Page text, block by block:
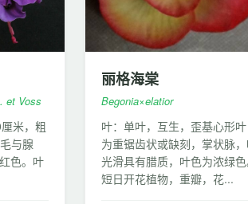
et Voss
米，粗
与腺
色。叶
丽格海棠
Begonia×elatior
叶：单叶，互生，歪基心形
为重锯齿状或缺刻，掌状脉
光滑具有腊质，叶色为浓绿色
短日开花植物，重瓣，花...